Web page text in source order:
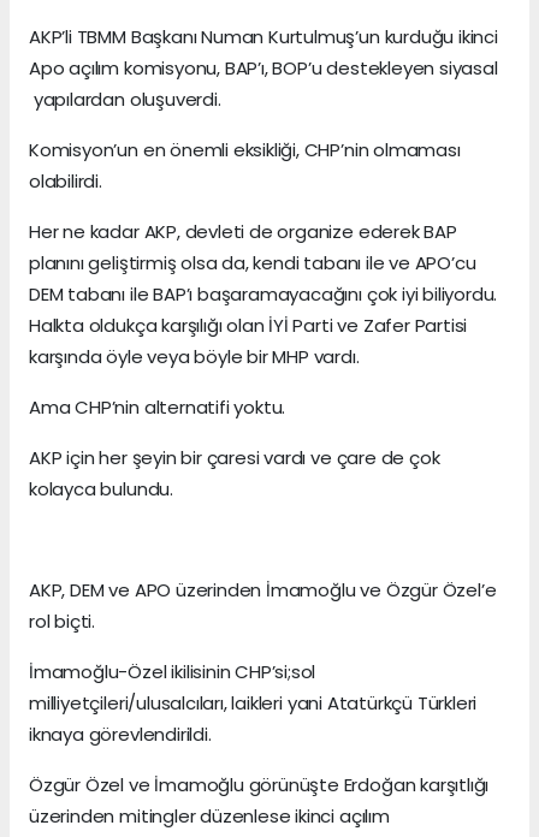
AKP’li TBMM Başkanı Numan Kurtulmuş’un kurduğu ikinci
Apo açılım komisyonu, BAP’ı, BOP’u destekleyen siyasal
yapılardan oluşuverdi.
Komisyon’un en önemli eksikliği, CHP’nin olmaması
olabilirdi.
Her ne kadar AKP, devleti de organize ederek BAP
planını geliştirmiş olsa da, kendi tabanı ile ve APO’cu
DEM tabanı ile BAP’ı başaramayacağını çok iyi biliyordu.
Halkta oldukça karşılığı olan İYİ Parti ve Zafer Partisi
karşında öyle veya böyle bir MHP vardı.
Ama CHP’nin alternatifi yoktu.
AKP için her şeyin bir çaresi vardı ve çare de çok
kolayca bulundu.
AKP, DEM ve APO üzerinden İmamoğlu ve Özgür Özel’e
rol biçti.
İmamoğlu-Özel ikilisinin CHP’si;sol
milliyetçileri/ulusalcıları, laikleri yani Atatürkçü Türkleri
iknaya görevlendirildi.
Özgür Özel ve İmamoğlu görünüşte Erdoğan karşıtlığı
üzerinden mitingler düzenlese ikinci açılım